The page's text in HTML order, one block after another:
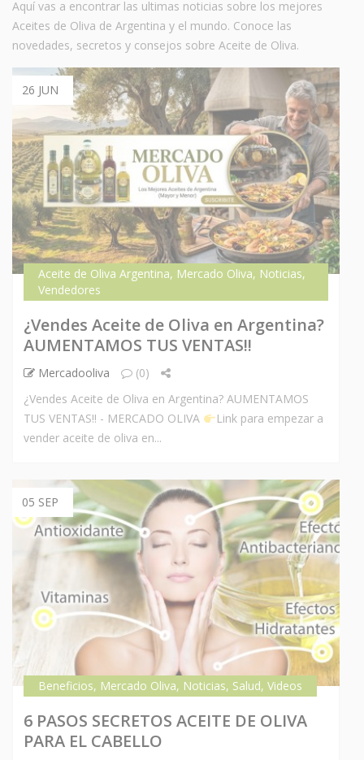
Aquí vas a encontrar las ultimas noticias sobre los mejores
Aceites de Oliva de Argentina y el mundo. Conoce las
novedades, secretos y consejos sobre Aceite de Oliva.
26 JUN
Aceite de Oliva Argentina, Mercado Oliva, Noticias,
Vendedores
¿Vendes Aceite de Oliva en Argentina?
AUMENTAMOS TUS VENTAS!!
Mercadooliva
(0)
¿Vendes Aceite de Oliva en Argentina? AUMENTAMOS
TUS VENTAS!! - MERCADO OLIVA
Link para empezar a
vender aceite de oliva en...
05 SEP
Beneficios, Mercado Oliva, Noticias, Salud, Videos
6 PASOS SECRETOS ACEITE DE OLIVA
PARA EL CABELLO